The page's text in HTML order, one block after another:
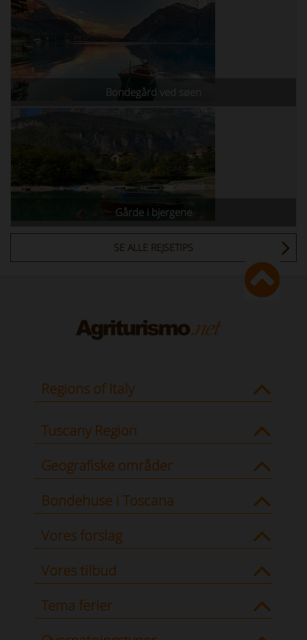
Bondegård ved søen
Gårde i bjergene
SE ALLE REJSETIPS
Regions of Italy
Tuscany Region
Geografiske områder
Bondehuse i Toscana
Vores forslag
Vores tilbud
Tema ferier